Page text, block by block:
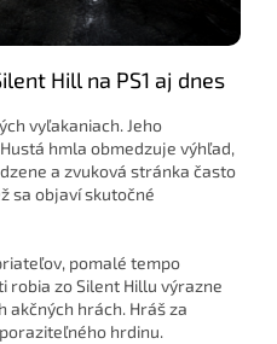
Hill na PS1 aj dnes
vyľakaniach. Jeho
hmla obmedzuje výhľad,
a zvuková stránka často
sa objaví skutočné
pomalé tempo
robia zo Silent Hillu výrazne
akčných hrách. Hráš za
hrdinu.